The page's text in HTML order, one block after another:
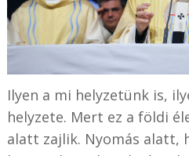
Ilyen a mi helyzetünk is,
helyzete. Mert ez a földi
alatt zajlik. Nyomás alatt,